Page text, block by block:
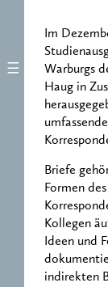
Im
Warburgs
Haug in
Briefe
Formen
Kollegen
Ideen und
indirekten